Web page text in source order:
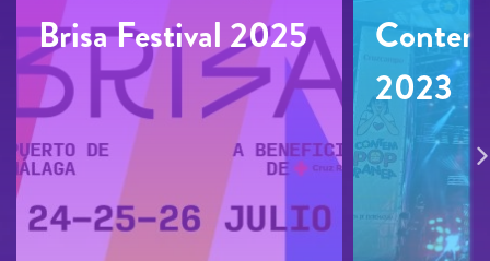
Brisa Festival 2025
2023